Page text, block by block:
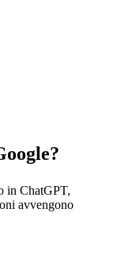
in ChatGPT,
avvengono